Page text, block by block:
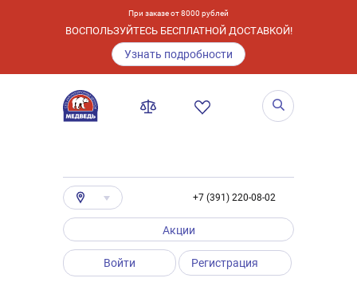
При заказе от 8000 рублей
ВОСПОЛЬЗУЙТЕСЬ БЕСПЛАТНОЙ ДОСТАВКОЙ!
Узнать подробности
+7 (391) 220-08-02
Акции
Войти Регистрация